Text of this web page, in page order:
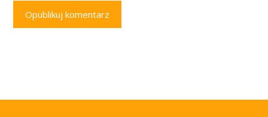
Opublikuj komentarz